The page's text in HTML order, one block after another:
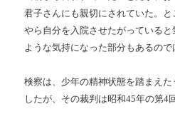
君子さんにも親切にされていた。
やら自分を入院させたがっている
ような気持になった部分もあるので
検察は、少年の精神状態を踏まえ
したが、その裁判は昭和45年の第4